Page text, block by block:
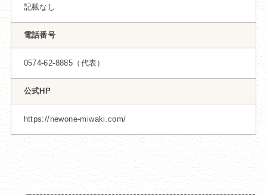
記載なし
電話番号
0574-62-8885（代表）
公式HP
https://newone-miwaki.com/